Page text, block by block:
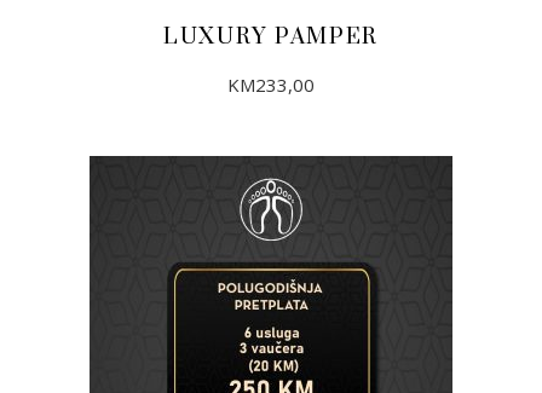
LUXURY PAMPER
KM233,00
DODAJ U KORPU